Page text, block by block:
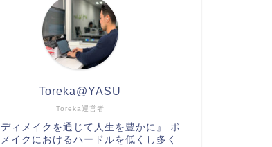
Toreka運営者
Toreka@YASU
ディメイクを通じて人生を豊かに』 ボ
イクにおけるハードルを低くし多く